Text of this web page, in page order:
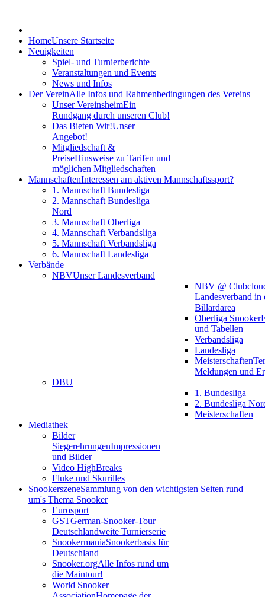
HomeUnsere Startseite
Neuigkeiten
Spiel- und Turnierberichte
Veranstaltungen und Events
News und Infos
Der VereinAlle Infos und Rahmenbedingungen des Vereins
Unser VereinsheimEin
Rundgang durch unseren Club!
Das Bieten Wir!Unser
Angebot!
Mitgliedschaft &
PreiseHinsweise zu Tarifen und
möglichen Mitgliedschaften
MannschaftenInteressen am aktiven Mannschaftssport?
1. Mannschaft Bundesliga
2. Mannschaft Bundesliga
Nord
3. Mannschaft Oberliga
4. Mannschaft Verbandsliga
5. Mannschaft Verbandsliga
6. Mannschaft Landesliga
Verbände
NBVUnser Landesverband
NBV @
Landesverband in
Billardarea
Oberliga Snooker
und Tabellen
Verbandsliga
Landesliga
Meisterschaften
Meldungen und
DBU
1. Bundesliga
2. Bundesliga
Meisterschaften
Mediathek
Bilder
SiegerehrungenImpressionen
und Bilder
Video HighBreaks
Fluke und Skurilles
SnookerszeneSammlung von den wichtigsten Seiten rund
um's Thema Snooker
Eurosport
GSTGerman-Snooker-Tour |
Deutschlandweite Turnierserie
SnookermaniaSnookerbasis für
Deutschland
Snooker.orgAlle Infos rund um
die Maintour!
World Snooker